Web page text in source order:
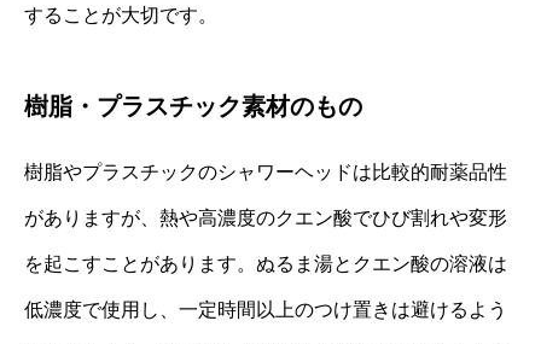
することが大切です。
樹脂・プラスチック素材のもの
樹脂やプラスチックのシャワーヘッドは比較的耐薬品性
がありますが、熱や高濃度のクエン酸でひび割れや変形
を起こすことがあります。ぬるま湯とクエン酸の溶液は
低濃度で使用し、一定時間以上のつけ置きは避けるよう